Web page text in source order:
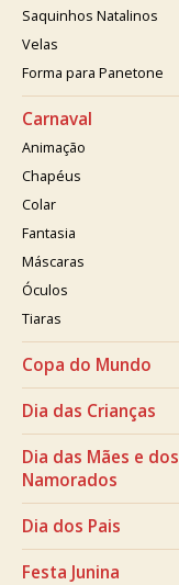
Saquinhos Natalinos
Velas
Forma para Panetone
Carnaval
Animação
Chapéus
Colar
Fantasia
Máscaras
Óculos
Tiaras
Copa do Mundo
Dia das Crianças
Dia das Mães e dos
Namorados
Dia dos Pais
Festa Junina